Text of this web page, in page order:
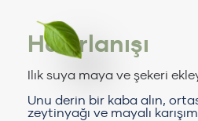
Hazırlanışı
Ilık suya maya ve şekeri
Unu derin bir kaba alın,
zeytinyağı ve mayalı